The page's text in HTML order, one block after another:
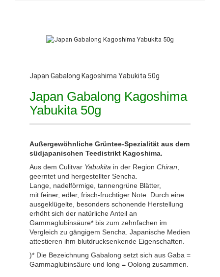
Japan Gabalong Kagoshima Yabukita 50g
Japan Gabalong Kagoshima
Yabukita 50g
Außergewöhnliche Grüntee-Spezialität aus dem
südjapanischen Teedistrikt Kagoshima.
Aus dem Culitvar Yabukita in der Region Chiran
geerntet und hergestellter Sencha.
Lange, nadelförmige, tannengrüne Blätter,
mit feiner, edler, frisch-fruchtiger Note. Durch eine
ausgeklügelte, besonders schonende Herstellung
erhöht sich der natürliche Anteil an
Gammaglubinsäure* bis zum zehnfachen im
Vergleich zu gängigem Sencha. Japanische Medien
attestieren ihm blutdrucksenkende Eigenschaften.
)* Die Bezeichnung Gabalong setzt sich aus Gaba =
Gammaglubinsäure und long = Oolong zusammen.